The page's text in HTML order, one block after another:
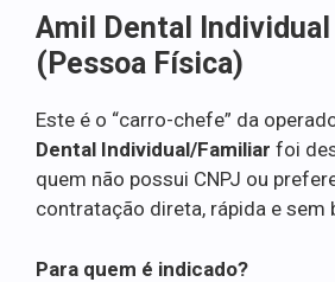
Amil Dental
(Pessoa Física)
Este é o “carro-chefe” da
Dental Individual/Familiar foi
quem não possui CNPJ ou
contratação direta, rápida e sem
Para quem é indicado?